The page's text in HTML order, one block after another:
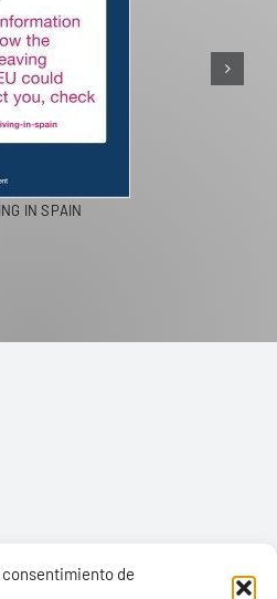
consentimiento de
IN SPAIN